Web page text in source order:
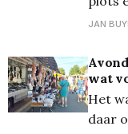
JAN
wat
Het
daar